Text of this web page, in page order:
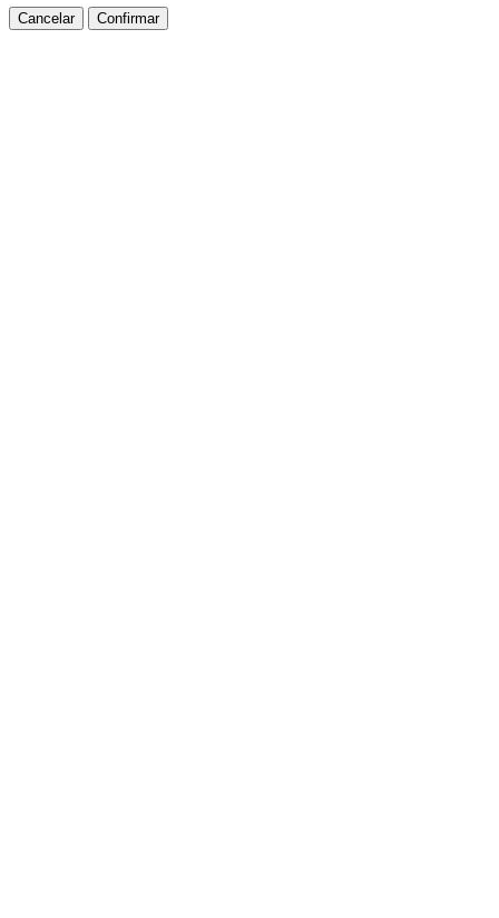
Cancelar Confirmar